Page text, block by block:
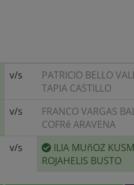
v/s PATRICIO BELLO
TAPIA CASTILLO
v/s FRANCO VARGAS
COFRé ARAVENA
v/s ILIA MUñOZ
ROJAHELIS BUSTO